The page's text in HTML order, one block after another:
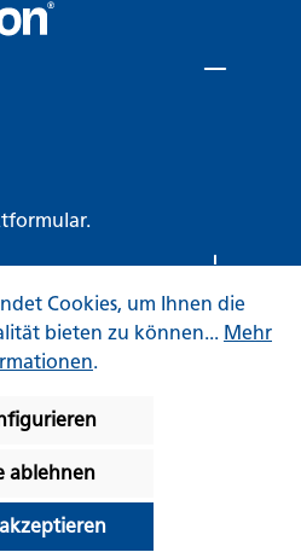
.
Mehrwertsteuer zzgl.
Nachnahmegebühren, wenn
Cookies, um Ihnen die
bieten zu können... Mehr
.
ablehnen